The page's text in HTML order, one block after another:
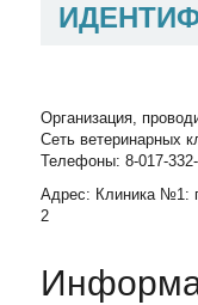
Организация,
Сеть ветеринарных
Телефоны: 8-017-
Адрес: Клиника №1:
2